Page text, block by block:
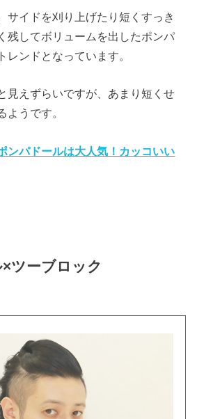
サイドを刈り上げたり短くすっき
残してボリュームを出したポンパ
レンドとなっています。
見えずらいですが、あまり短くせ
ようです。
ンパドールは大人気！カッコいい
ツーブロック